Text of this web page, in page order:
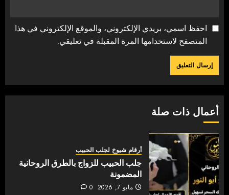
احفظ اسمي، بريدي الإلكتروني، والموقع الإلكتروني في هذا
المتصفح لاستخدامها المرة المقبلة في تعليقي.
أعمال ذات صلة
أرقام شيوخ لجلب الحبيب
جلب الحبيب للزواج بالطرق الروحانية
المضمونة
مايو 7, 2026 0